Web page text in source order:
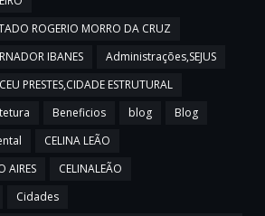
ROGERIO MORRO DA CRUZ
IBANES
Administrações,SEJUS
PRESTES,CIDADE ESTRUTURAL
Beneficios blog
Blog
CELINA LEÃO
AIRES
CELINALEÃO
Cidades